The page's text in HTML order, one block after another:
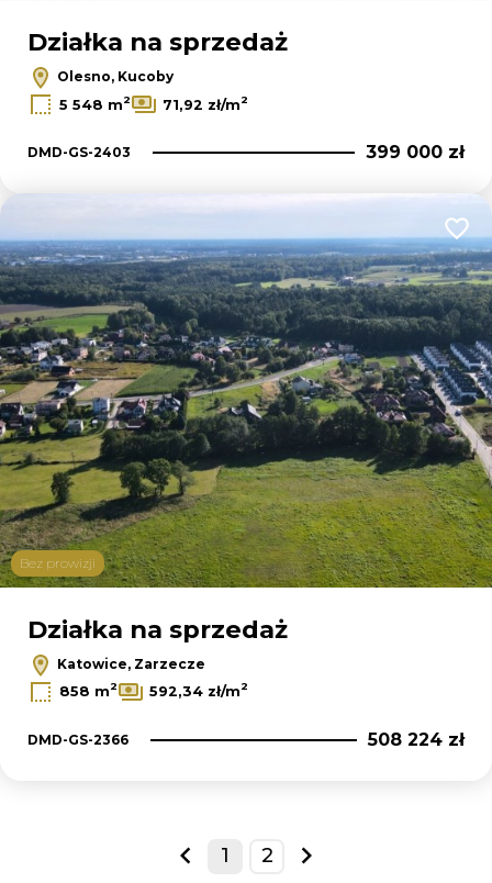
Działka na sprzedaż
Olesno, Kucoby
5 548 m2 71,92 zł/m2
DMD-GS-2403 399 000 zł
Bez prowizji
Działka na sprzedaż
Katowice, Zarzecze
858 m2 592,34 zł/m2
DMD-GS-2366 508 224 zł
prev
1 2
next